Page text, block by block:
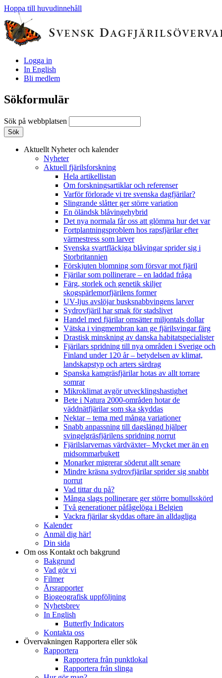
Hoppa till huvudinnehåll
Logga in
In English
Bli medlem
Sökformulär
Sök på webbplatsen
Aktuellt Nyheter och kalender
Nyheter
Aktuell fjärilsforskning
Hela artikellistan
Om forskningsartiklar och referenser
Varför förlorade vi tre svenska dagfjärilar?
Slingrande slåtter ger större variation
En öländsk blåvingehybrid
Det nya normala får oss att glömma hur det var
Fortplantningsproblem hos rapsfjärilar efter
värmestress som larver
Svenska svartfläckiga blåvingar sprider sig i
Storbritannien
Förskjuten blomning som försvar mot fjäril
Fjärilar som pollinerare – en laddad fråga
Färg, storlek och genetik skiljer
skogspärlemorfjärilens former
UV-ljus avslöjar busksnabbvingens larver
Sydrovfjäril har smak för stadslivet
Handel med fjärilar omsätter miljontals dollar
Vätska i vingmembran kan ge fjärilsvingar färg
Drastisk minskning av danska habitatspecialister
Fjärilars spridning till nya områden i Sverige och
Finland under 120 år– betydelsen av klimat,
landskapstyp och arters särdrag
Spanska kamgräsfjärilar hotas av allt torrare
somrar
Mikroklimat avgör utvecklingshastighet
Bete i Natura 2000-områden hotar de
väddnätfjärilar som ska skyddas
Nektar – tema med många variationer
Snabb anpassning till dagslängd hjälper
svingelgräsfjärilens spridning norrut
Fjärilslarvernas värdväxter– Mycket mer än en
midsommarbukett
Monarker migrerar söderut allt senare
Mindre kräsna sydrovfjärilar sprider sig snabbt
norrut
Vad tittar du på?
Många slags pollinerare ger större bomullsskörd
Två generationer påfågelöga i Belgien
Vackra fjärilar skyddas oftare än alldagliga
Kalender
Anmäl dig här!
Din sida
Om oss Kontakt och bakgrund
Bakgrund
Vad gör vi
Filmer
Årsrapporter
Biogeografisk uppföljning
Nyhetsbrev
In English
Butterfly Indicators
Kontakta oss
Övervakningen Rapportera eller sök
Rapportera
Rapportera från punktlokal
Rapportera från slinga